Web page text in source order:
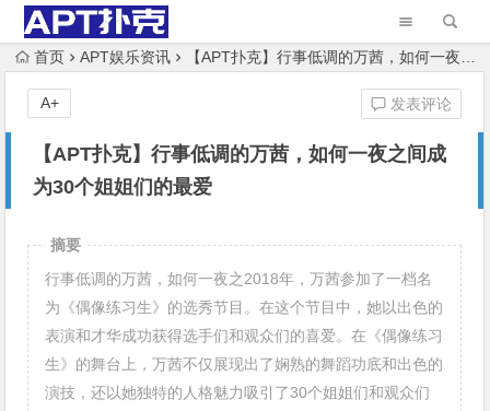
首页 APT娱乐资讯 【APT扑克】行事低调的万茜，如何一夜之间成为30个姐姐们的最爱
【APT扑克】行事低调的万茜，如何一夜之间成
为30个姐姐们的最爱
发表评论
A+
摘要
行事低调的万茜，如何一夜之2018年，万茜参加了一档名
为《偶像练习生》的选秀节目。在这个节目中，她以出色的
表演和才华成功获得选手们和观众们的喜爱。在《偶像练习
生》的舞台上，万茜不仅展现出了娴熟的舞蹈功底和出色的
演技，还以她独特的人格魅力吸引了30个姐姐们和观众们